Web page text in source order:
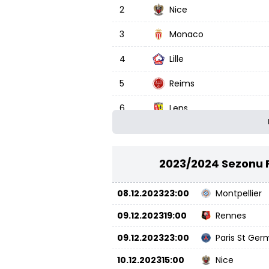
2 Nice
3 Monaco
4 Lille
5 Reims
6 Lens
7 Stade Brest 29
Nantes
9 Havre AC
10 Metz
Rennes
12 Marsilya
2023/2024 Sezonu
08.12.202323:00 Montpellier
09.12.202319:00 Rennes
09.12.202323:00 Paris St
10.12.202315:00 Nice